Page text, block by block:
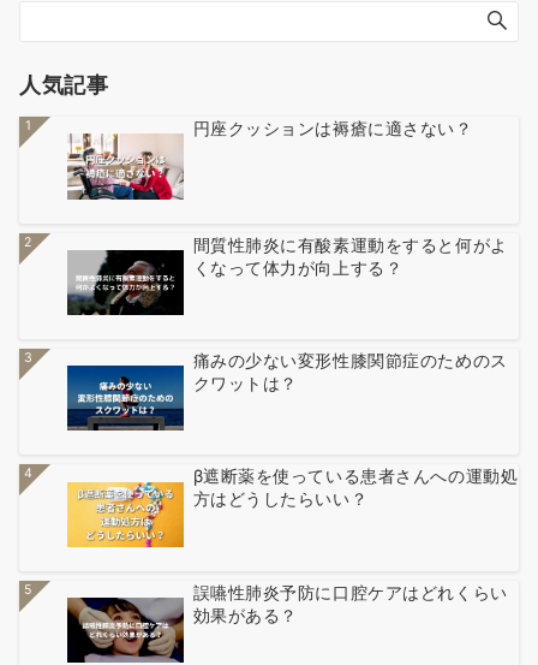
人気記事
1 円座クッションは褥瘡に適さない？
2
間質性肺炎に有酸素運動をすると何がよ
くなって体力が向上する？
3
痛みの少ない変形性膝関節症のためのス
クワットは？
4
β遮断薬を使っている患者さんへの運動処
方はどうしたらいい？
5
誤嚥性肺炎予防に口腔ケアはどれくらい
効果がある？